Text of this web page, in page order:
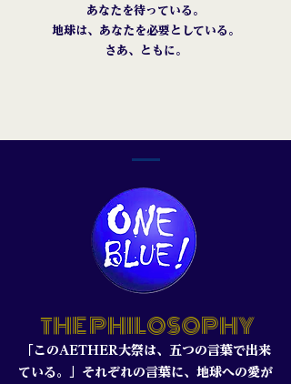
あなたを待っている。
地球は、あなたを必要としている。
さあ、ともに。
THE PHILOSOPHY
「このAETHER大祭は、五つの言葉で出来
ている。」それぞれの言葉に、地球への愛が